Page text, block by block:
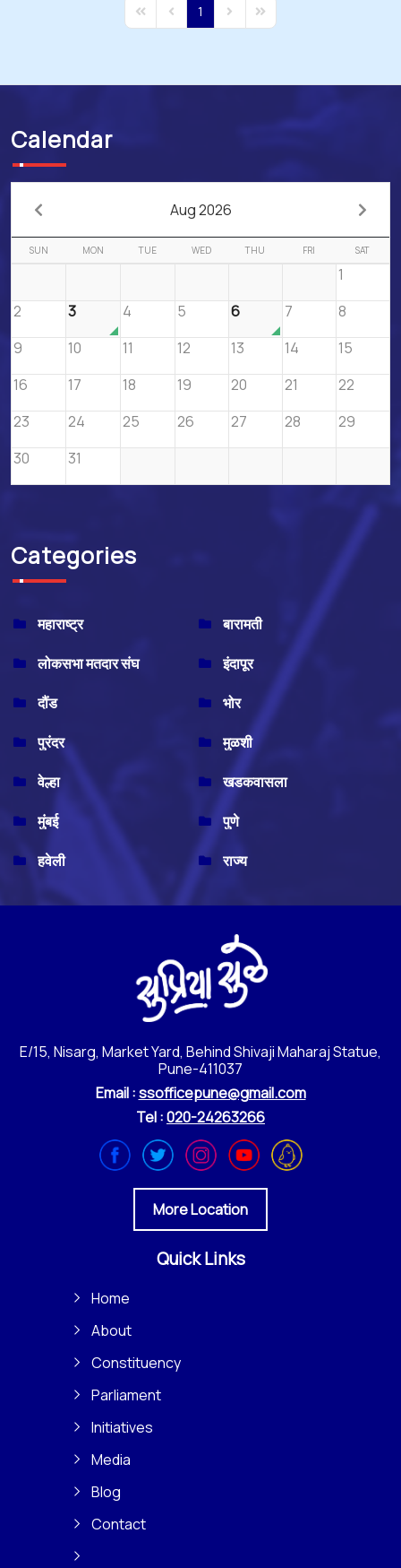
First PagePrevious Page
1 Next PageLast Page
Calendar
Aug 2026
SUN MON TUE WED THU FRI SAT
1
2
3 4 5 6 7
8
9
10 11 12 13 14
15
16
17 18 19 20 21
22
23
24 25 26 27 28
29
30
31
Categories
महाराष्ट्र
बारामती
लोकसभा मतदार संघ
इंदापूर
दौंड
भोर
पुरंदर
मुळशी
वेल्हा
खडकवासला
मुंबई
पुणे
हवेली
राज्य
E/15, Nisarg, Market Yard, Behind Shivaji Maharaj Statue,
Pune-411037
Email :ssofficepune@gmail.com
Tel :020-24263266
More Location
Quick Links
Home
About
Constituency
Parliament
Initiatives
Media
Blog
Contact